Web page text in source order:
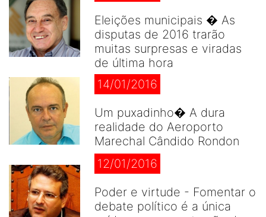
Eleições municipais � As
disputas de 2016 trarão
muitas surpresas e viradas
de última hora
14/01/2016
Um puxadinho� A dura
realidade do Aeroporto
Marechal Cândido Rondon
12/01/2016
Poder e virtude - Fomentar o
debate político é a única